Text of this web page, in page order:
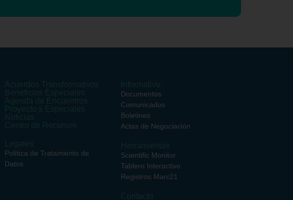
Política de Tratamiento de
Datos
Documentos
Comunicados
Boletines
Actas de Negociación
Scientific Monitor
Tablero Interactivo
Registros Marc21